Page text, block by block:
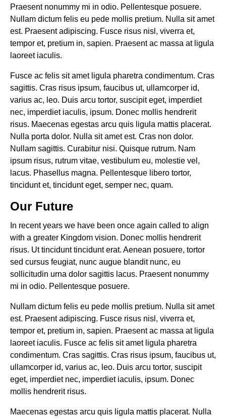
Praesent nonummy mi in odio. Pellentesque posuere.
Nullam dictum felis eu pede mollis pretium. Nulla sit amet
est. Praesent adipiscing. Fusce risus nisl, viverra et,
tempor et, pretium in, sapien. Praesent ac massa at ligula
laoreet iaculis.
Fusce ac felis sit amet ligula pharetra condimentum. Cras
sagittis. Cras risus ipsum, faucibus ut, ullamcorper id,
varius ac, leo. Duis arcu tortor, suscipit eget, imperdiet
nec, imperdiet iaculis, ipsum. Donec mollis hendrerit
risus. Maecenas egestas arcu quis ligula mattis placerat.
Nulla porta dolor. Nulla sit amet est. Cras non dolor.
Nullam sagittis. Curabitur nisi. Quisque rutrum. Nam
ipsum risus, rutrum vitae, vestibulum eu, molestie vel,
lacus. Phasellus magna. Pellentesque libero tortor,
tincidunt et, tincidunt eget, semper nec, quam.
Our Future
In recent years we have been once again called to align
with a greater Kingdom vision. Donec mollis hendrerit
risus. Ut tincidunt tincidunt erat. Aenean posuere, tortor
sed cursus feugiat, nunc augue blandit nunc, eu
sollicitudin urna dolor sagittis lacus. Praesent nonummy
mi in odio. Pellentesque posuere.
Nullam dictum felis eu pede mollis pretium. Nulla sit amet
est. Praesent adipiscing. Fusce risus nisl, viverra et,
tempor et, pretium in, sapien. Praesent ac massa at ligula
laoreet iaculis. Fusce ac felis sit amet ligula pharetra
condimentum. Cras sagittis. Cras risus ipsum, faucibus ut,
ullamcorper id, varius ac, leo. Duis arcu tortor, suscipit
eget, imperdiet nec, imperdiet iaculis, ipsum. Donec
mollis hendrerit risus.
Maecenas egestas arcu quis ligula mattis placerat. Nulla